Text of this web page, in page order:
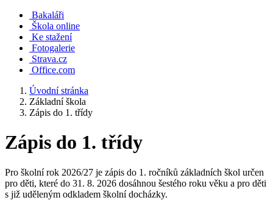
Bakaláři
Škola online
Ke stažení
Fotogalerie
Strava.cz
Office.com
Úvodní stránka
Základní škola
Zápis do 1. třídy
Zápis do 1. třídy
Pro školní rok 2026/27 je zápis do 1. ročníků základních škol určen
pro děti, které do 31. 8. 2026 dosáhnou šestého roku věku a pro děti
s již uděleným odkladem školní docházky.